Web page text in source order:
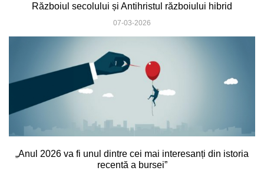
Războiul secolului și Antihristul războiului hibrid
07-03-2026
„Anul 2026 va fi unul dintre cei mai interesanți din istoria
recentă a bursei”